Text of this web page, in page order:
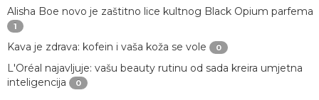
Alisha Boe novo je zaštitno lice kultnog Black Opium parfema
1
Kava je zdrava: kofein i vaša koža se vole 0
L'Oréal najavljuje: vašu beauty rutinu od sada kreira umjetna
inteligencija
0